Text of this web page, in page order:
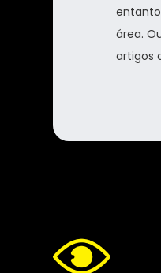
área.
artigos